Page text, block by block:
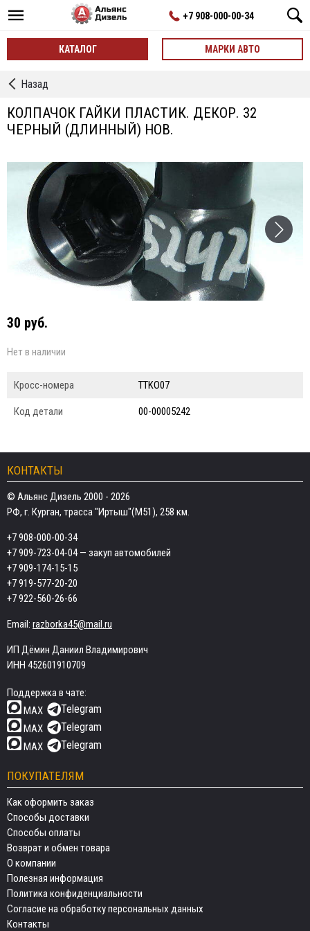
+7 908-000-00-34
КАТАЛОГ МАРКИ АВТО
←
перефирия
для
авто
Назад
КОЛПАЧОК ГАЙКИ ПЛАСТИК. ДЕКОР. 32
ЧЕРНЫЙ (ДЛИННЫЙ) НОВ.
30 руб.
Нет в наличии
Кросс-номера TTKO07
Код детали 00-00005242
КОНТАКТЫ
© Альянс Дизель 2000 - 2026
РФ, г. Курган, трасса "Иртыш"(М51), 258 км.
+7 908-000-00-34
+7 909-723-04-04— закуп автомобилей
+7 909-174-15-15
+7 919-577-20-20
+7 922-560-26-66
Email: razborka45@mail.ru
ИП Дёмин Даниил Владимирович
ИНН 452601910709
Поддержка в чате:
MAX
Telegram
MAX Telegram
MAX Telegram
ПОКУПАТЕЛЯМ
Как оформить заказ
Способы доставки
Способы оплаты
Возврат и обмен товара
О компании
Полезная информация
Политика конфиденциальности
Согласие на обработку персональных данных
Контакты